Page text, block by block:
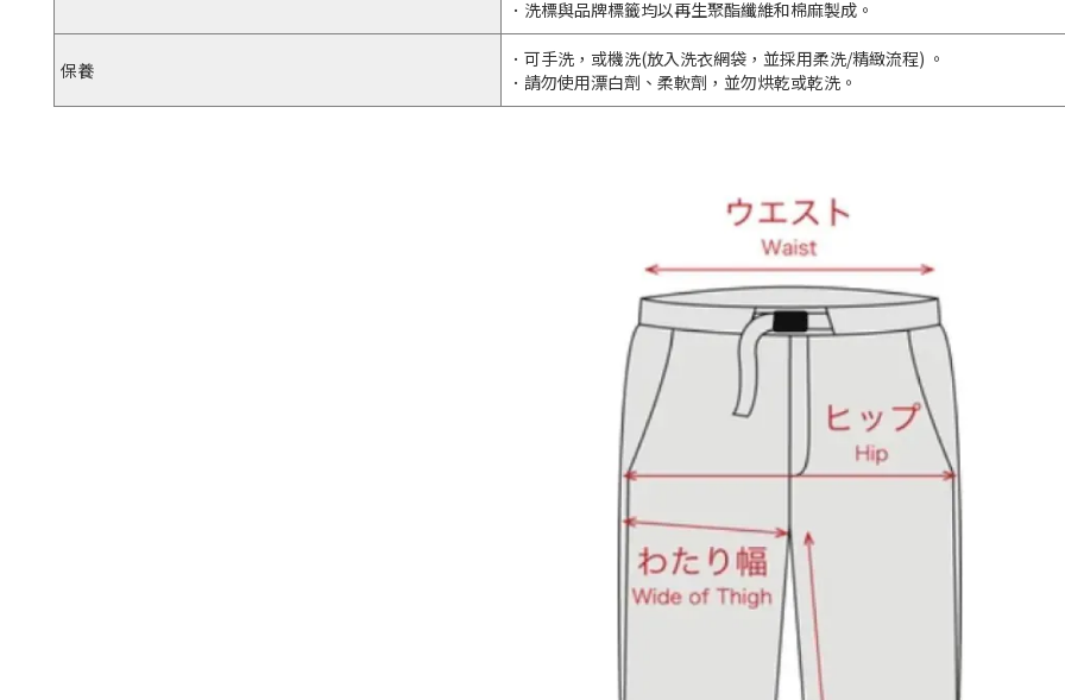
．洗標與品牌標籤均以再生聚酯纖維和棉麻製成。
保養
．可手洗，或機洗(放入洗衣網袋，並採用柔洗/精緻流程) 。
．請勿使用漂白劑、柔軟劑，並勿烘乾或乾洗。